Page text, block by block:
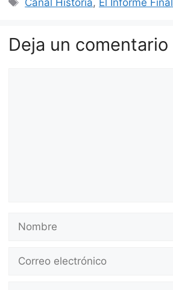
Deja un comentario
electrónico